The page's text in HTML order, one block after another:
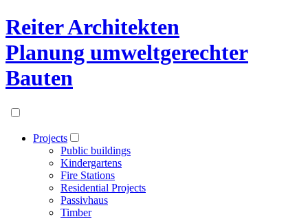
Reiter Architekten
Planung umweltgerechter
Bauten
Projects
Public buildings
Kindergartens
Fire Stations
Residential Projects
Passivhaus
Timber